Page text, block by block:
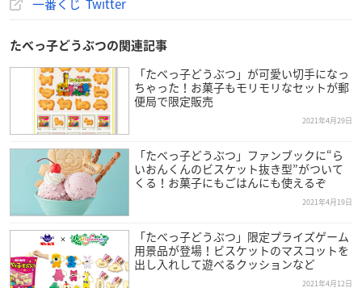
💄😊発売決定しました😊💄
『一番コフレ ギンビス たべっ子どうぶつ』
2021年5月下旬発売予定
今後の続報をお楽しみに❤️❤️❤️
https://t.co/iRNTTAUom0#
—一番くじ（BANDAI SPIRITS） (@ichibanKUJI) Decembe
r 28, 2020
💄😊全ラインナップ公開😊💄
『一番コフレ ギンビス たべっ子どうぶつ』
一番コフレでしか手に入らないわくわくなお化粧品が多数
一番くじ Twitter
たべっ子どうぶつの関連記事
「たべっ子どうぶつ」が可愛い切手になっ
ちゃった！お菓子もモリモリなセットが郵
便局で限定販売
2021年4月29日
「たべっ子どうぶつ」ファンブックに“ら
いおんくんのビスケット抜き型”がついて
くる！お菓子にもごはんにも使えるぞ
2021年4月19日
「たべっ子どうぶつ」限定プライズゲーム
用景品が登場！ビスケットのマスコットを
出し入れして遊べるクッションなど
2021年4月12日